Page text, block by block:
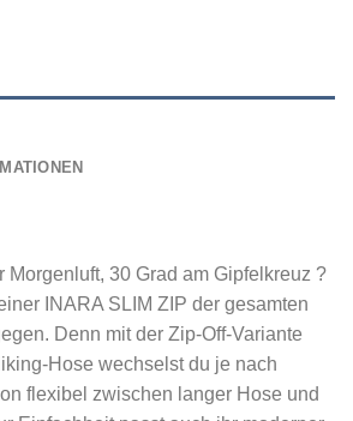
Morgenluft, 30 Grad am Gipfelkreuz ?
INARA SLIM ZIP der gesamten
Denn mit der Zip-Off-Variante
Hose wechselst du je nach
flexibel zwischen langer Hose und